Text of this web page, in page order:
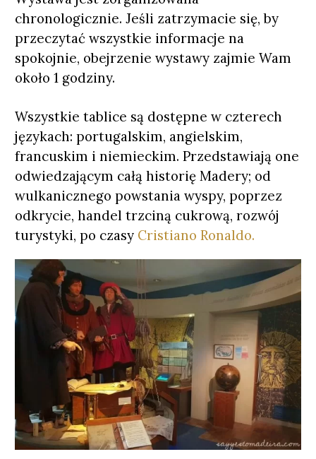
chronologicznie. Jeśli zatrzymacie się, by
przeczytać wszystkie informacje na
spokojnie, obejrzenie wystawy zajmie Wam
około 1 godziny.
Wszystkie tablice są dostępne w czterech
językach: portugalskim, angielskim,
francuskim i niemieckim. Przedstawiają one
odwiedzającym całą historię Madery; od
wulkanicznego powstania wyspy, poprzez
odkrycie, handel trzciną cukrową, rozwój
turystyki, po czasy Cristiano Ronaldo.